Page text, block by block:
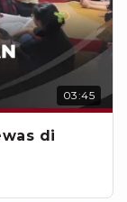
03:45
di